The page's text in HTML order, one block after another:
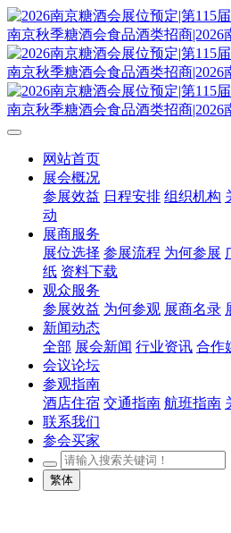
网站首页
展会概况
参展效益 日程安排 组织机构
动
展商服务
展位选择 参展流程 为何参展
纸 资料下载
观众服务
参展效益 为何参观 展商名录
新闻动态
全部 展会新闻 行业资讯 合作
会议论坛
参观指南
酒店住宿 交通指南 航班指南
联系我们
参会买家
繁体